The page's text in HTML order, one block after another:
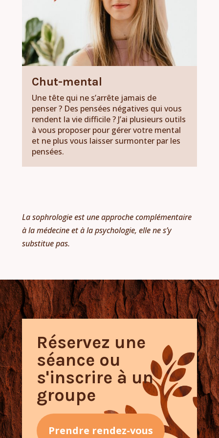
Chut-mental
Une tête qui ne s’arrête jamais de
penser ? Des pensées négatives qui vous
rendent la vie difficile ? J’ai plusieurs outils
à vous proposer pour gérer votre mental
et ne plus vous laisser surmonter par les
pensées.
La sophrologie est une approche complémentaire
à la médecine et à la psychologie, elle ne s’y
substitue pas.
Réservez une
séance ou
s'inscrire à un
groupe
Prendre rendez-vous